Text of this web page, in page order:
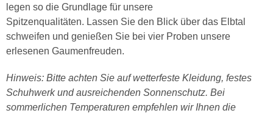
legen so die Grundlage für unsere
Spitzenqualitäten. Lassen Sie den Blick über das Elbtal
schweifen und genießen Sie bei vier Proben unsere
erlesenen Gaumenfreuden.
Hinweis: Bitte achten Sie auf wetterfeste Kleidung, festes
Schuhwerk und ausreichenden Sonnenschutz. Bei
sommerlichen Temperaturen empfehlen wir Ihnen die